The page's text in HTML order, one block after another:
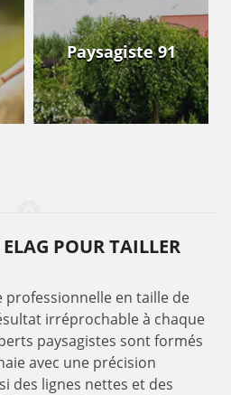
Paysagiste 91
POUR TAILLER
en taille de
irréprochable à chaque
paysagistes sont formés
avec une précision
des lignes nettes et des